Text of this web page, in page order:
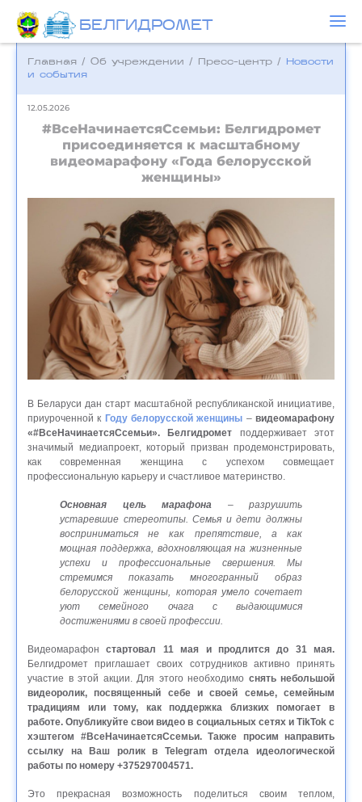
БЕЛГИДРОМЕТ
Главная / Об учреждении / Пресс-центр /
Новости
и события
12.05.2026
#ВсеНачинаетсяСсемьи: Белгидромет
присоединяется к масштабному
видеомарафону «Года белорусской
женщины»
В Беларуси дан старт масштабной республиканской инициативе,
приуроченной к Году белорусской женщины –видеомарафону
«#ВсеНачинаетсяСсемьи».
Белгидромет поддерживает этот
значимый медиапроект, который призван продемонстрировать,
как современная женщина с успехом совмещает
профессиональную карьеру и счастливое материнство.
Основная цель марафона – разрушить
устаревшие стереотипы. Семья и дети должны
восприниматься не как препятствие, а как
мощная поддержка, вдохновляющая на жизненные
успехи и профессиональные свершения. Мы
стремимся показать многогранный образ
белорусской женщины, которая умело сочетает
уют семейного очага с выдающимися
достижениями в своей профессии.
Видеомарафонстартовал
11 мая и продлится до 31 мая.
Белгидромет приглашает своих сотрудников активно принять
участие в этой акции. Для этого необходимо снять небольшой
видеоролик, посвященный себе и своей семье, семейным
традициям или тому, как поддержка близких помогает в
работе. Опубликуйте свои видео в социальных сетях и TikTok с
хэштегом #ВсеНачинаетсяСсемьи. Также просим направить
ссылку на Ваш ролик в Telegram отдела идеологической
работы по номеру +375297004571.
Это прекрасная возможность поделиться своим теплом,